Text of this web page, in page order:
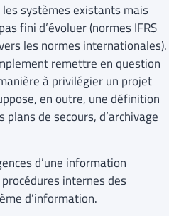
systèmes existants mais
fini d’évoluer (normes IFRS
les normes internationales).
remettre en question
à privilégier un projet
en outre, une définition
de secours, d’archivage
d’une information
internes des
d’information.